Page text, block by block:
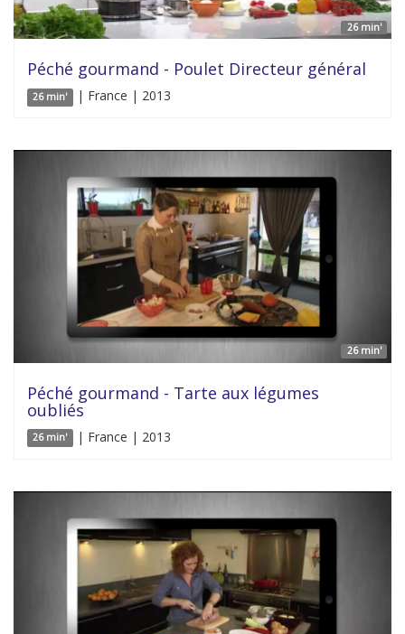
26 min'
Péché gourmand - Poulet Directeur général
26 min' | France | 2013
26 min'
Péché gourmand - Tarte aux légumes
oubliés
26 min' | France | 2013